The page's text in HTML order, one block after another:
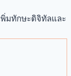
มทักษะดิจิทัลและ